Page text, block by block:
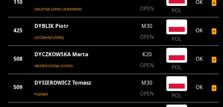
110
DRUŻYNA SZPIKU KOMORNIKI
OPEN
POL
OK
425
DYBLIK Piotr
SZCZAWNO-ZDRÓJ
M30
OPEN
POL
OK
508
DYCZKOWSKA Marta
NIEZRZESZONA LESZNO
K20
OPEN
POL
OK
509
DYSIEROWICZ Tomasz
POZNAŃ
M30
OPEN
POL
OK